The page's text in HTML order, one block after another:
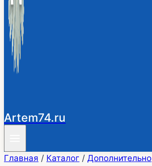
Artem74.ru
Главная / Каталог / Дополнительно